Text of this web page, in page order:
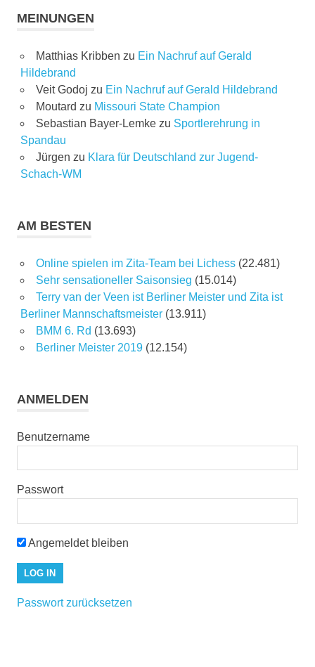
MEINUNGEN
Matthias Kribben zu Ein Nachruf auf Gerald
Hildebrand
Veit Godoj zu Ein Nachruf auf Gerald Hildebrand
Moutard zu Missouri State Champion
Sebastian Bayer-Lemkezu Sportlerehrung in
Spandau
Jürgen zu Klara für Deutschland zur Jugend-
Schach-WM
AM BESTEN
Online spielen im Zita-Team bei Lichess (22.481)
Sehr sensationeller Saisonsieg (15.014)
Terry van der Veen ist Berliner Meister und Zita ist
Berliner Mannschaftsmeister (13.911)
BMM 6. Rd (13.693)
Berliner Meister 2019 (12.154)
ANMELDEN
Benutzername
Passwort
Angemeldet bleiben
Passwort zurücksetzen